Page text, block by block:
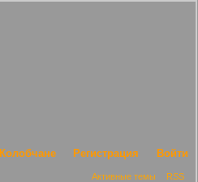
Колобчане Регистрация Войти
Активные темы RSS